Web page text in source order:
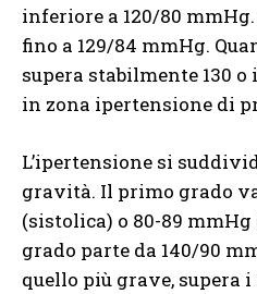
inferiore a 120/80
fino a 129/84 mmHg.
supera stabilmente 130 o
in zona ipertensione di
L’ipertensione si
gravità. Il primo grado
(sistolica) o 80-89
grado parte da 140/90
quello più grave, supera i